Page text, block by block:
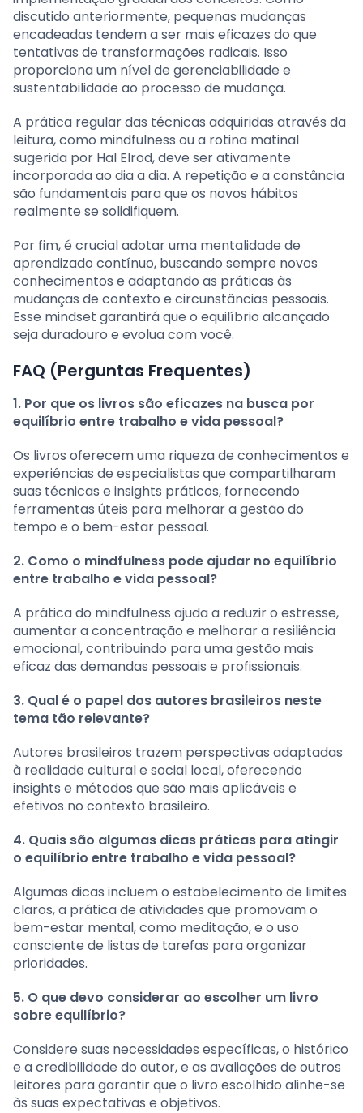
discutido anteriormente, pequenas mudanças
encadeadas tendem a ser mais eficazes do que
tentativas de transformações radicais. Isso
proporciona um nível de gerenciabilidade e
sustentabilidade ao processo de mudança.
A prática regular das técnicas adquiridas através da
leitura, como mindfulness ou a rotina matinal
sugerida por Hal Elrod, deve ser ativamente
incorporada ao dia a dia. A repetição e a constância
são fundamentais para que os novos hábitos
realmente se solidifiquem.
Por fim, é crucial adotar uma mentalidade de
aprendizado contínuo, buscando sempre novos
conhecimentos e adaptando as práticas às
mudanças de contexto e circunstâncias pessoais.
Esse mindset garantirá que o equilíbrio alcançado
seja duradouro e evolua com você.
FAQ (Perguntas Frequentes)
1. Por que os livros são eficazes na busca por
equilíbrio entre trabalho e vida pessoal?
Os livros oferecem uma riqueza de conhecimentos e
experiências de especialistas que compartilharam
suas técnicas e insights práticos, fornecendo
ferramentas úteis para melhorar a gestão do
tempo e o bem-estar pessoal.
2. Como o mindfulness pode ajudar no equilíbrio
entre trabalho e vida pessoal?
A prática do mindfulness ajuda a reduzir o estresse,
aumentar a concentração e melhorar a resiliência
emocional, contribuindo para uma gestão mais
eficaz das demandas pessoais e profissionais.
3. Qual é o papel dos autores brasileiros neste
tema tão relevante?
Autores brasileiros trazem perspectivas adaptadas
à realidade cultural e social local, oferecendo
insights e métodos que são mais aplicáveis e
efetivos no contexto brasileiro.
4. Quais são algumas dicas práticas para atingir
o equilíbrio entre trabalho e vida pessoal?
Algumas dicas incluem o estabelecimento de limites
claros, a prática de atividades que promovam o
bem-estar mental, como meditação, e o uso
consciente de listas de tarefas para organizar
prioridades.
5. O que devo considerar ao escolher um livro
sobre equilíbrio?
Considere suas necessidades específicas, o histórico
e a credibilidade do autor, e as avaliações de outros
leitores para garantir que o livro escolhido alinhe-se
às suas expectativas e objetivos.